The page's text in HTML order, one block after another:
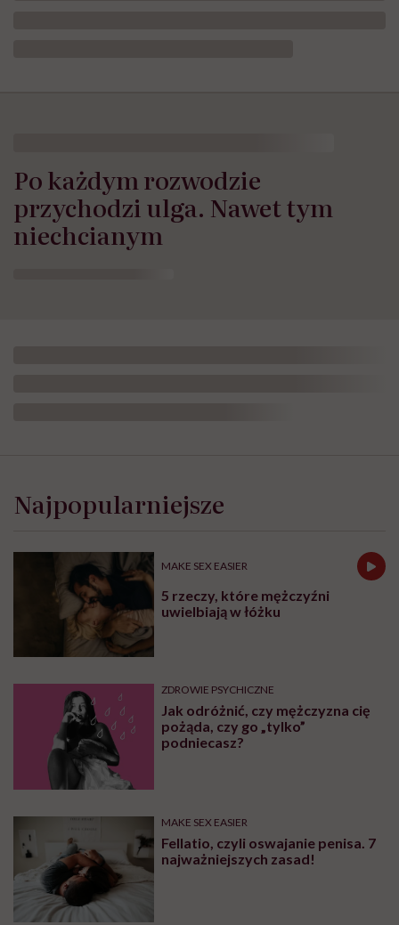
Po każdym rozwodzie
przychodzi ulga. Nawet tym
niechcianym
Najpopularniejsze
MAKE SEX EASIER
5 rzeczy, które mężczyźni
uwielbiają w łóżku
ZDROWIE PSYCHICZNE
Jak odróżnić, czy mężczyzna cię
pożąda, czy go „tylko”
podniecasz?
MAKE SEX EASIER
Fellatio, czyli oswajanie penisa. 7
najważniejszych zasad!